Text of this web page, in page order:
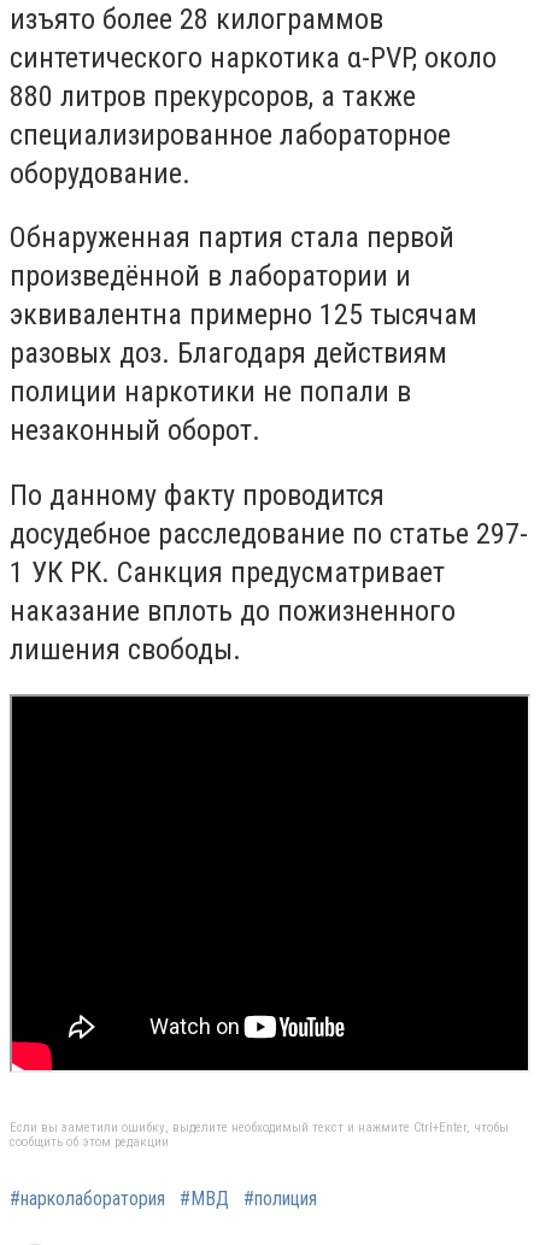
изъято более 28 килограммов
синтетического наркотика α-PVP, около
880 литров прекурсоров, а также
специализированное лабораторное
оборудование.
Обнаруженная партия стала первой
произведённой в лаборатории и
эквивалентна примерно 125 тысячам
разовых доз. Благодаря действиям
полиции наркотики не попали в
незаконный оборот.
По данному факту проводится
досудебное расследование по статье 297-
1 УК РК. Санкция предусматривает
наказание вплоть до пожизненного
лишения свободы.
Если вы заметили ошибку, выделите необходимый текст и нажмите Ctrl+Enter, чтобы
сообщить об этом редакции
#нарколаборатория #МВД #полиция